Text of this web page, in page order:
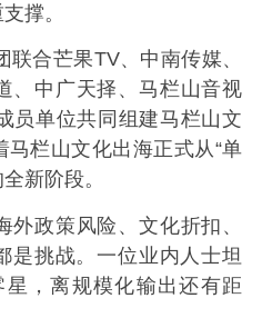
撑。
合芒果TV、中南传媒、
、中广天择、马栏山音视
员单位共同组建马栏山文
栏山文化出海正式从“单
新阶段。
政策风险、文化折扣、
挑战。一位业内人士坦
，离规模化输出还有距